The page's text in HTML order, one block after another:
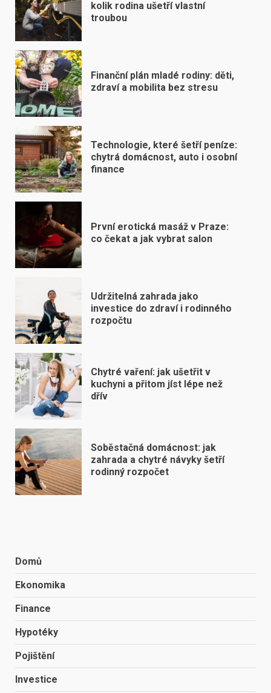
kolik rodina ušetří vlastní
troubou
Finanční plán mladé rodiny: děti,
zdraví a mobilita bez stresu
Technologie, které šetří peníze:
chytrá domácnost, auto i osobní
finance
První erotická masáž v Praze:
co čekat a jak vybrat salon
Udržitelná zahrada jako
investice do zdraví i rodinného
rozpočtu
Chytré vaření: jak ušetřit v
kuchyni a přitom jíst lépe než
dřív
Soběstačná domácnost: jak
zahrada a chytré návyky šetří
rodinný rozpočet
Domů
Ekonomika
Finance
Hypotéky
Pojištění
Investice